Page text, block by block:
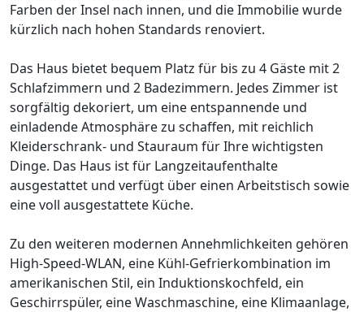
Farben der Insel nach innen, und die Immobilie wurde
kürzlich nach hohen Standards renoviert.
Das Haus bietet bequem Platz für bis zu 4 Gäste mit 2
Schlafzimmern und 2 Badezimmern. Jedes Zimmer ist
sorgfältig dekoriert, um eine entspannende und
einladende Atmosphäre zu schaffen, mit reichlich
Kleiderschrank- und Stauraum für Ihre wichtigsten
Dinge. Das Haus ist für Langzeitaufenthalte
ausgestattet und verfügt über einen Arbeitstisch sowie
eine voll ausgestattete Küche.
Zu den weiteren modernen Annehmlichkeiten gehören
High-Speed-WLAN, eine Kühl-Gefrierkombination im
amerikanischen Stil, ein Induktionskochfeld, ein
Geschirrspüler, eine Waschmaschine, eine Klimaanlage,